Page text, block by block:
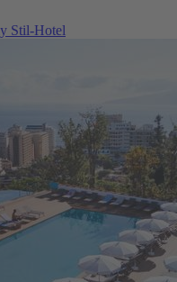
Stil-Hotel